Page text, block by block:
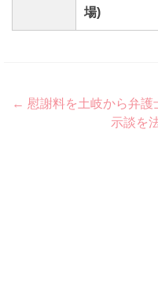
場)
Post
navigation
← 慰謝料を土岐から弁護
示談を